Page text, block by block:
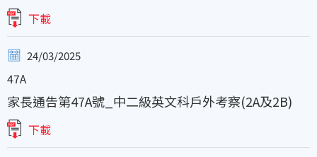
下載
24/03/2025
47A
家長通告第47A號_中二級英文科戶外考察(2A及2B)
下載